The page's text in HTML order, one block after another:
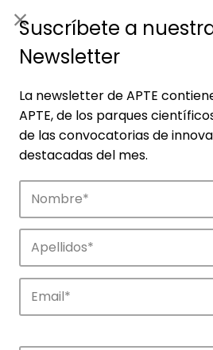
Empresas
Descubre las empresas
innovación en los parques
Suscríbete a
Newsletter
La newsletter de APTE
APTE, de los parques
de las convocatorias de
destacadas del mes.